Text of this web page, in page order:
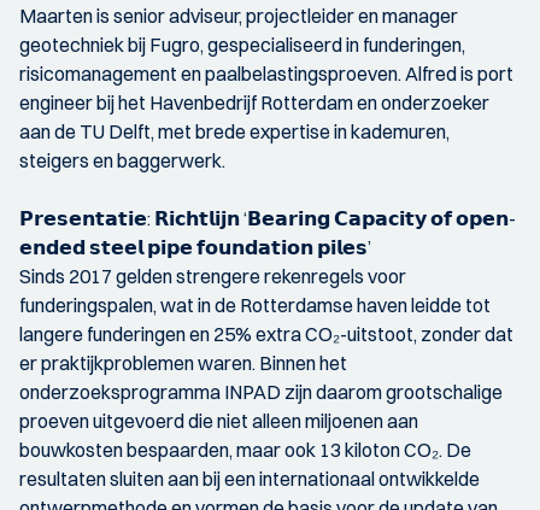
Maarten is senior adviseur, projectleider en manager
geotechniek bij Fugro, gespecialiseerd in funderingen,
risicomanagement en paalbelastingsproeven. Alfred is port
engineer bij het Havenbedrijf Rotterdam en onderzoeker
aan de TU Delft, met brede expertise in kademuren,
steigers en baggerwerk.
𝗣𝗿𝗲𝘀𝗲𝗻𝘁𝗮𝘁𝗶𝗲: 𝗥𝗶𝗰𝗵𝘁𝗹𝗶𝗷𝗻 ‘𝗕𝗲𝗮𝗿𝗶𝗻𝗴 𝗖𝗮𝗽𝗮𝗰𝗶𝘁𝘆 𝗼𝗳 𝗼𝗽𝗲𝗻-
𝗲𝗻𝗱𝗲𝗱 𝘀𝘁𝗲𝗲𝗹 𝗽𝗶𝗽𝗲 𝗳𝗼𝘂𝗻𝗱𝗮𝘁𝗶𝗼𝗻 𝗽𝗶𝗹𝗲𝘀’
Sinds 2017 gelden strengere rekenregels voor
funderingspalen, wat in de Rotterdamse haven leidde tot
langere funderingen en 25% extra CO₂-uitstoot, zonder dat
er praktijkproblemen waren. Binnen het
onderzoeksprogramma INPAD zijn daarom grootschalige
proeven uitgevoerd die niet alleen miljoenen aan
bouwkosten bespaarden, maar ook 13 kiloton CO₂. De
resultaten sluiten aan bij een internationaal ontwikkelde